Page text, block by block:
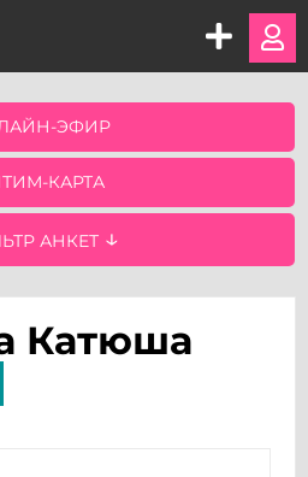
ЭФИР
КАРТА
АНКЕТ
Катюша